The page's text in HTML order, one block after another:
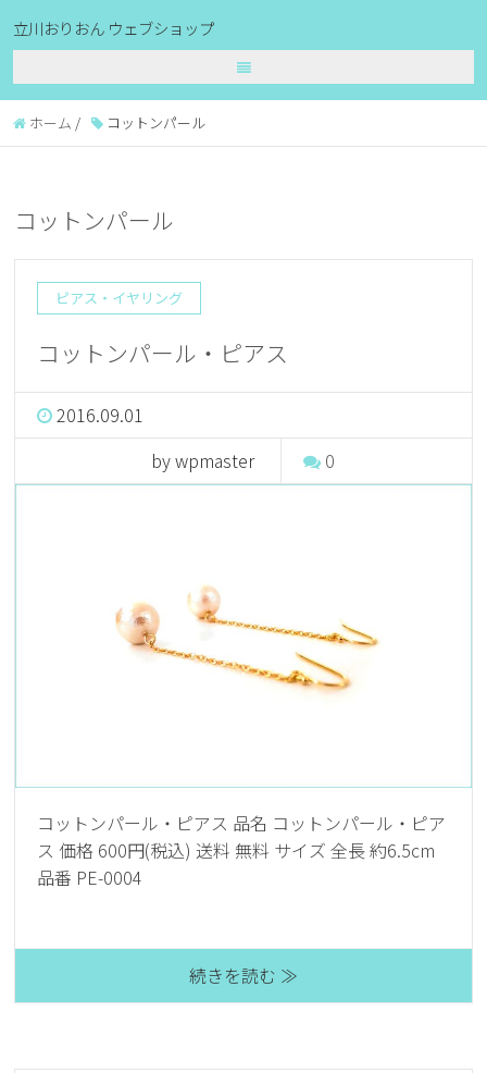
立川おりおん ウェブショップ
ホーム / コットンパール
コットンパール
ピアス・イヤリング
コットンパール・ピアス
2016.09.01
by wpmaster
0
コットンパール・ピアス 品名 コットンパール・ピア
ス 価格 600円(税込) 送料 無料 サイズ 全長 約6.5cm
品番 PE-0004
続きを読む ≫